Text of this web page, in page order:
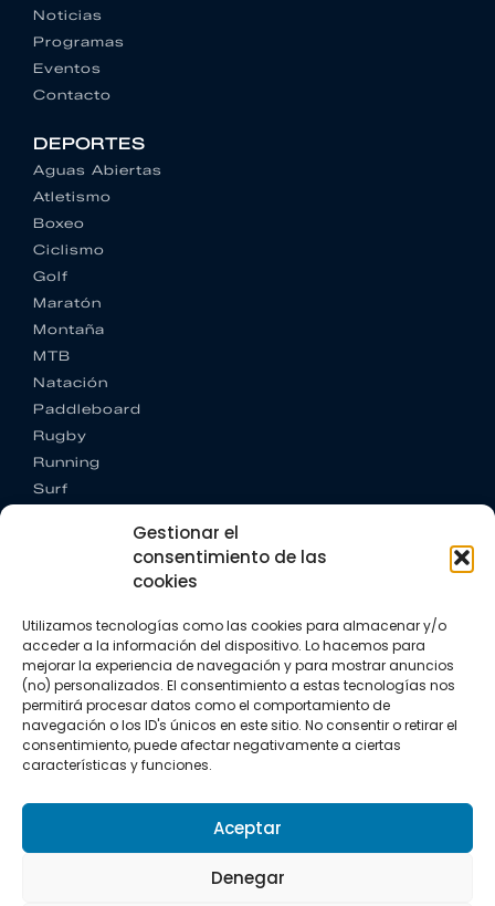
Gestionar el
consentimiento de las
cookies
Utilizamos tecnologías como las cookies para almacenar y/o
acceder a la información del dispositivo. Lo hacemos para
mejorar la experiencia de navegación y para mostrar anuncios
(no) personalizados. El consentimiento a estas tecnologías nos
permitirá procesar datos como el comportamiento de
navegación o los ID's únicos en este sitio. No consentir o retirar el
consentimiento, puede afectar negativamente a ciertas
características y funciones.
Aceptar
Denegar
Noticias
Programas
Eventos
Contacto
DEPORTES
Aguas Abiertas
Atletismo
Boxeo
Ciclismo
Golf
Maratón
Montaña
MTB
Natación
Paddleboard
Rugby
Running
Surf
CONTACTO
+34 662 342 177
info@vkssport.com
SÍGUENOS
Política de privacidad
Política de cookies